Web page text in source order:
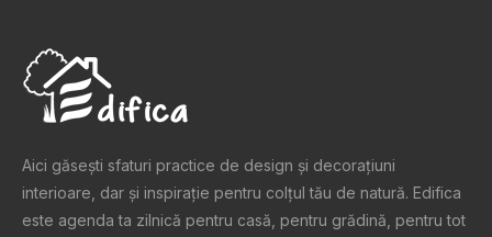
Aici găsești sfaturi practice de design şi decoraţiuni
interioare, dar și inspiraţie pentru colţul tău de natură. Edifica
este agenda ta zilnică pentru casă, pentru grădină, pentru tot